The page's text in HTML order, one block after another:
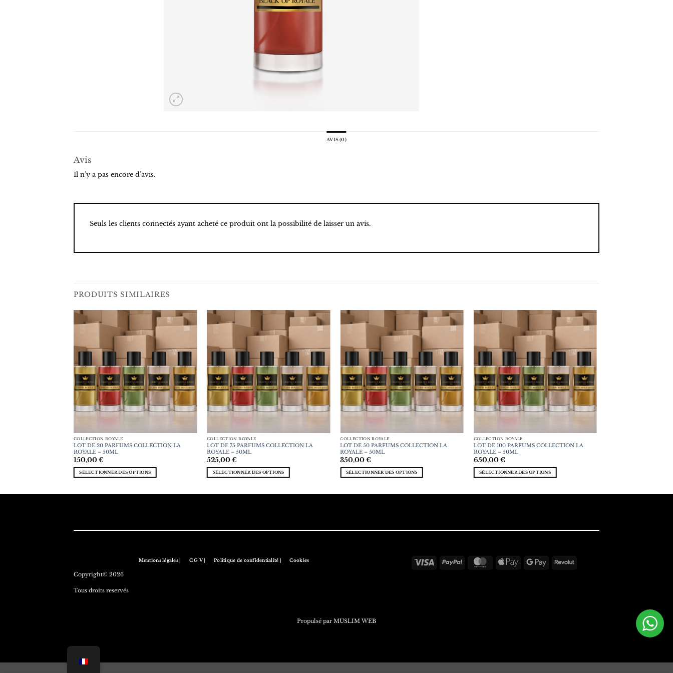
AVIS (0)
Avis
Il n’y a pas encore d’avis.
Seuls les clients connectés ayant acheté ce produit ont la possibilité de laisser un avis.
PRODUITS SIMILAIRES
COLLECTION ROYALE
LOT DE 20 PARFUMS COLLECTION LA
ROYALE – 50ML
150,00€
SÉLECTIONNER DES OPTIONS
COLLECTION ROYALE
LOT DE 75 PARFUMS COLLECTION LA
ROYALE – 50ML
525,00€
SÉLECTIONNER DES OPTIONS
COLLECTION ROYALE
LOT DE 50 PARFUMS COLLECTION LA
ROYALE – 50ML
350,00€
SÉLECTIONNER DES OPTIONS
COLLECTION ROYALE
LOT DE 100 PARFUMS COLLECTION LA
ROYALE – 50ML
650,00€
SÉLECTIONNER DES OPTIONS
Mentions légales | C G V | Politique de confidentialité | Cookies
Copyright© 2026
Tous droits reservés
Visa PayPal MasterCardApple
Google
Revolut
Propulsé par MUSLIM WEB